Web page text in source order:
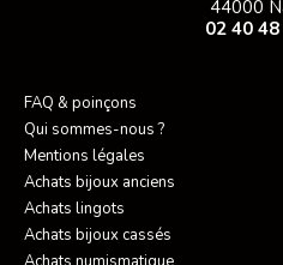
44000
02 40
FAQ & poinçons
Qui sommes-nous ?
Mentions légales
Achats bijoux anciens
Achats lingots
Achats bijoux cassés